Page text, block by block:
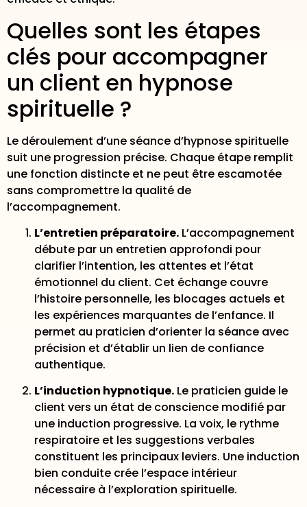
Quelles sont les étapes
clés pour accompagner
un client en hypnose
spirituelle ?
Le déroulement d’une séance d’hypnose spirituelle
suit une progression précise. Chaque étape remplit
une fonction distincte et ne peut être escamotée
sans compromettre la qualité de
l’accompagnement.
L’entretien préparatoire. L’accompagnement
débute par un entretien approfondi pour
clarifier l’intention, les attentes et l’état
émotionnel du client. Cet échange couvre
l’histoire personnelle, les blocages actuels et
les expériences marquantes de l’enfance. Il
permet au praticien d’orienter la séance avec
précision et d’établir un lien de confiance
authentique.
L’induction hypnotique. Le praticien guide le
client vers un état de conscience modifié par
une induction progressive. La voix, le rythme
respiratoire et les suggestions verbales
constituent les principaux leviers. Une induction
bien conduite crée l’espace intérieur
nécessaire à l’exploration spirituelle.